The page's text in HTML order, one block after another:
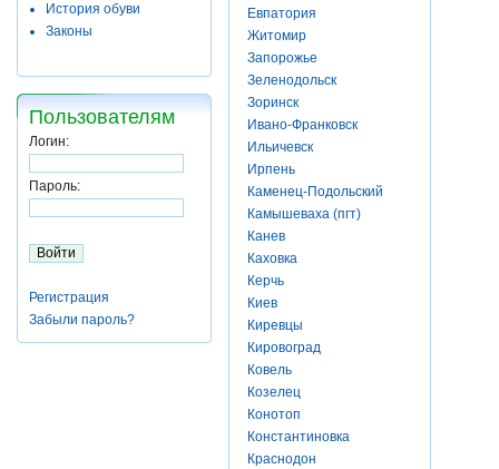
История обуви
Законы
Пользователям
Логин:
Пароль:
Регистрация
Забыли пароль?
Евпатория
Житомир
Запорожье
Зеленодольск
Зоринск
Ивано-Франковск
Ильичевск
Ирпень
Каменец-Подольский
Камышеваха (пгт)
Канев
Каховка
Керчь
Киев
Киревцы
Кировоград
Ковель
Козелец
Конотоп
Константиновка
Краснодон